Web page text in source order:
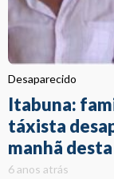
Desaparecido
Itabuna:
táxista
manhã
6 anos atrás